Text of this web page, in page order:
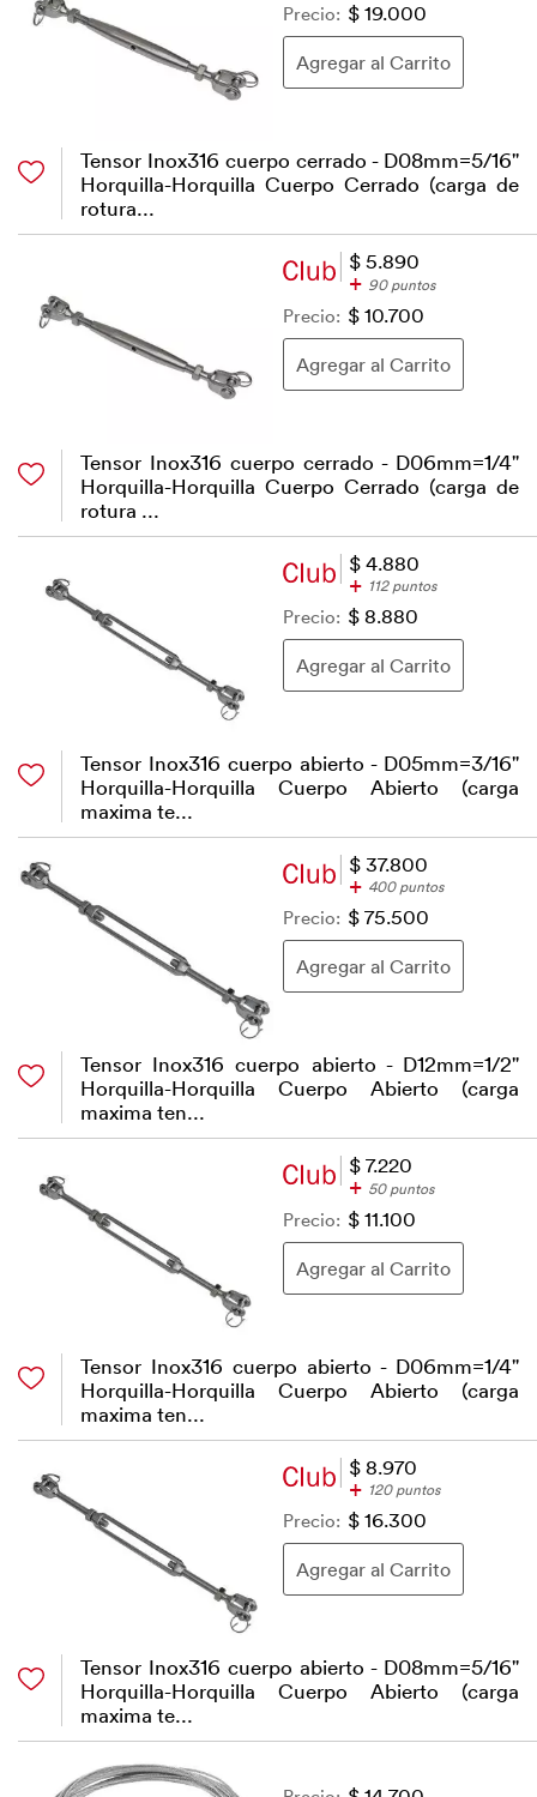
Precio: $ 19.000
Tensor Inox316 cuerpo cerrado - D08mm=5/16"
Horquilla-Horquilla Cuerpo Cerrado (carga de
rotura...
$ 5.890
+ 90 puntos
Precio: $ 10.700
Tensor Inox316 cuerpo cerrado - D06mm=1/4"
Horquilla-Horquilla Cuerpo Cerrado (carga de
rotura ...
$ 4.880
+ 112 puntos
Precio: $ 8.880
Tensor Inox316 cuerpo abierto - D05mm=3/16"
Horquilla-Horquilla Cuerpo Abierto (carga
maxima te...
$ 37.800
+ 400 puntos
Precio: $ 75.500
Tensor Inox316 cuerpo abierto - D12mm=1/2"
Horquilla-Horquilla Cuerpo Abierto (carga
maxima ten...
$ 7.220
+ 50 puntos
Precio: $ 11.100
Tensor Inox316 cuerpo abierto - D06mm=1/4"
Horquilla-Horquilla Cuerpo Abierto (carga
maxima ten...
$ 8.970
+ 120 puntos
Precio: $ 16.300
Tensor Inox316 cuerpo abierto - D08mm=5/16"
Horquilla-Horquilla Cuerpo Abierto (carga
maxima te...